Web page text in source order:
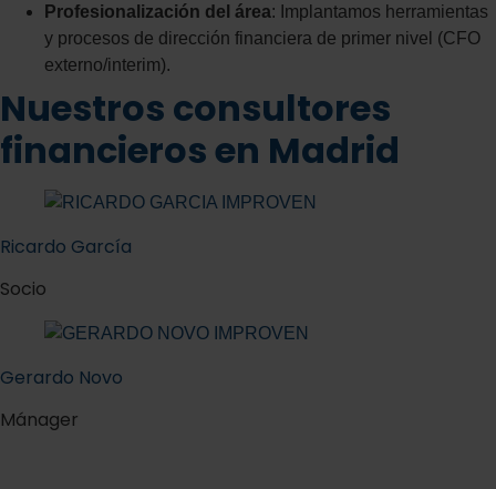
Profesionalización del área: Implantamos herramientas
y procesos de dirección financiera de primer nivel (CFO
externo/interim).
Nuestros consultores
financieros en Madrid
Ricardo García
Socio
Gerardo Novo
Mánager